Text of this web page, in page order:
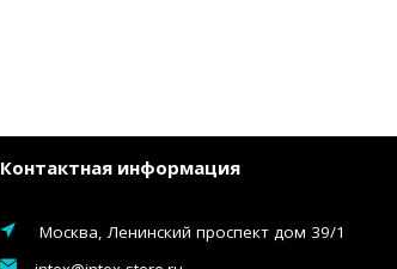
Контактная информация
Москва, Ленинский проспект дом 39/1